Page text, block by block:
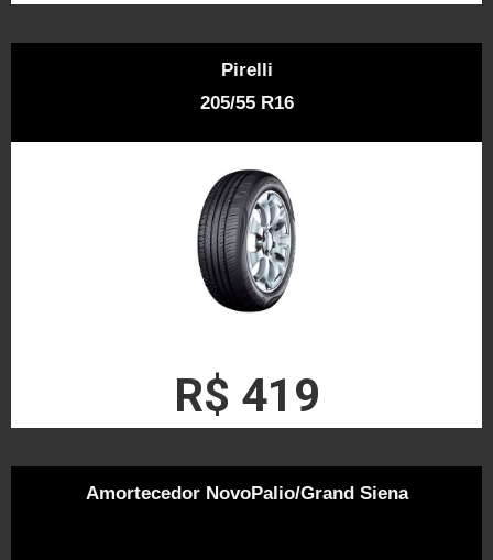
Pirelli
205/55 R16
R$ 419
Amortecedor NovoPalio/Grand Siena